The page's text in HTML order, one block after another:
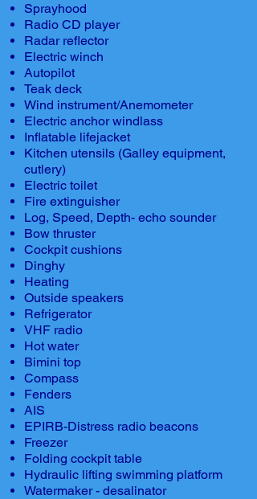
Sprayhood
Radio CD player
Radar reflector
Electric winch
Autopilot
Teak deck
Wind instrument/Anemometer
Electric anchor windlass
Inflatable lifejacket
Kitchen utensils (Galley equipment,
cutlery)
Electric toilet
Fire extinguisher
Log, Speed, Depth- echo sounder
Bow thruster
Cockpit cushions
Dinghy
Heating
Outside speakers
Refrigerator
VHF radio
Hot water
Bimini top
Compass
Fenders
AIS
EPIRB-Distress radio beacons
Freezer
Folding cockpit table
Hydraulic lifting swimming platform
Watermaker - desalinator